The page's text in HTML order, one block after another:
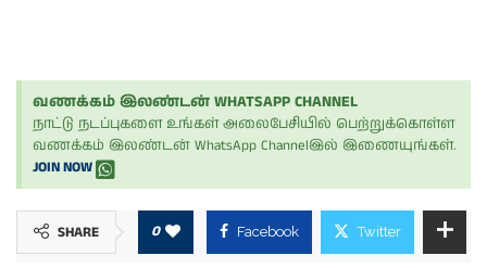
வணக்கம் இலண்டன் WHATSAPP CHANNEL
நாட்டு நடப்புகளை உங்கள் அலைபேசியில் பெற்றுக்கொள்ள
வணக்கம் இலண்டன் WhatsApp Channelஇல் இணையுங்கள்.
JOIN NOW
SHARE 0 Facebook Twitter